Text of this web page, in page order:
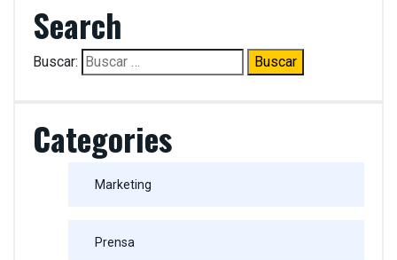
Search
Buscar:
Categories
Marketing
Prensa